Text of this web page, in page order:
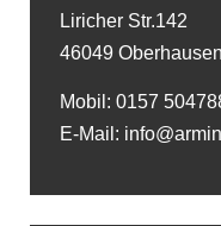
Liricher Str.142
46049 Oberhausen
Mobil: 0157
E-Mail: